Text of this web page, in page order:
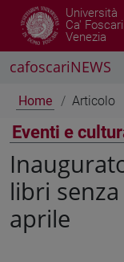
Università
Ca' Foscari
Venezia
cafoscariNEWS
Home Articolo
Eventi e
libri
aprile